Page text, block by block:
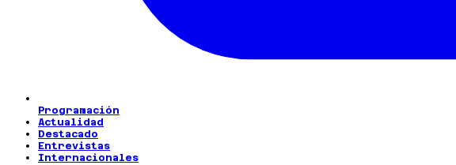
Programación
Actualidad
Destacado
Entrevistas
Internacionales